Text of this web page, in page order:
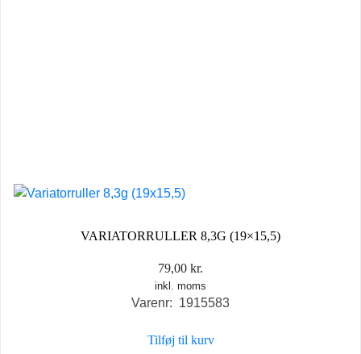
VARIATORRULLER 8,3G (19×15,5)
79,00 kr.
inkl. moms
Varenr: 1915583
Tilføj til kurv